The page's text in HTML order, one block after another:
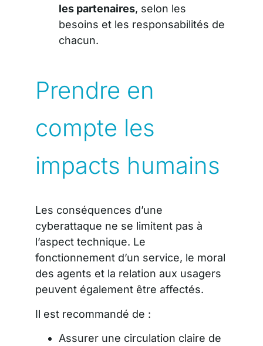
les partenaires, selon les
besoins et les responsabilités de
chacun.
Prendre en
compte les
impacts humains
Les conséquences d’une
cyberattaque ne se limitent pas à
l’aspect technique. Le
fonctionnement d’un service, le moral
des agents et la relation aux usagers
peuvent également être affectés.
Il est recommandé de :
Assurer une circulation claire de